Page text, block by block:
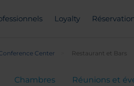
Loyalty
Center Restaurant et Bars
Chambres Réunions et